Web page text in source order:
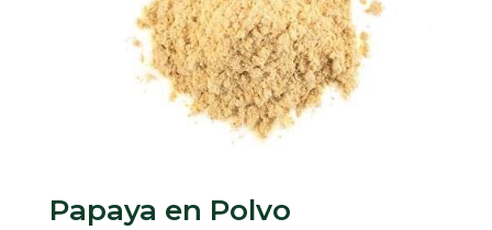
Papaya en Polvo